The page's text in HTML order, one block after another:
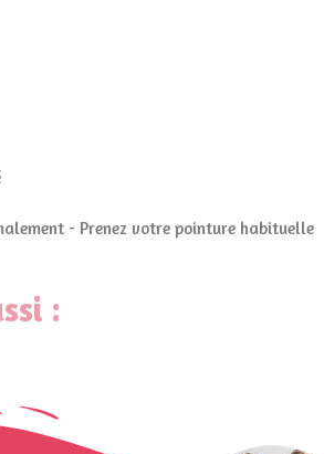
- Prenez votre pointure habituelle
: